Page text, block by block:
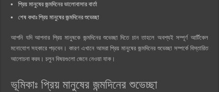
প্রিয় মানুষের জন্মদিনের ভালোবাসার বার্তা
শেষ কথাঃ প্রিয় মানুষের জন্মদিনের শুভেচ্ছা
আপনি যদি আপনার প্রিয় মানুষকে জন্মদিনের শুভেচ্ছা দিতে চান তাহলে অবশ্যই সম্পূর্ণ আর্টিকেল
মনোযোগ সহকারে পড়বেন। কারণ এখানে আমরা প্রিয় মানুষের জন্মদিনের শুভেচ্ছা সম্পর্কে বিস্তারিত
আলোচনা করব। চলুন বিষয়গুলো জেনে নেওয়া যাক।
ভূমিকাঃ প্রিয় মানুষের জন্মদিনের শুভেচ্ছা